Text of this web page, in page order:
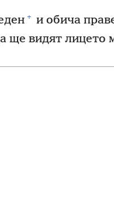
+ и обича
ще видят лицето